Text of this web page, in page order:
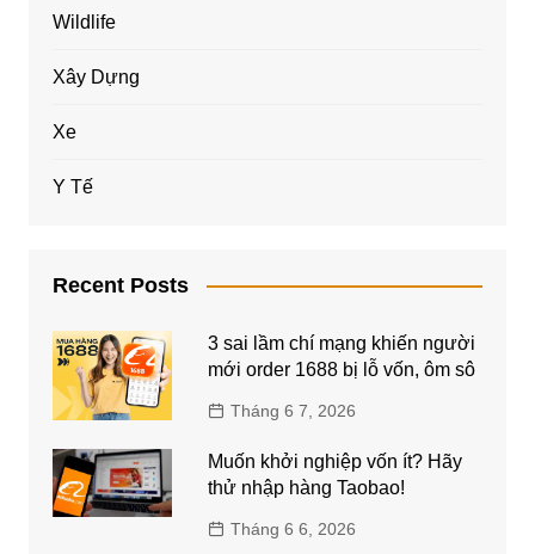
Wildlife
Xây Dựng
Xe
Y Tế
Recent Posts
3 sai lầm chí mạng khiến người
mới order 1688 bị lỗ vốn, ôm sô
Tháng 6 7, 2026
Muốn khởi nghiệp vốn ít? Hãy
thử nhập hàng Taobao!
Tháng 6 6, 2026